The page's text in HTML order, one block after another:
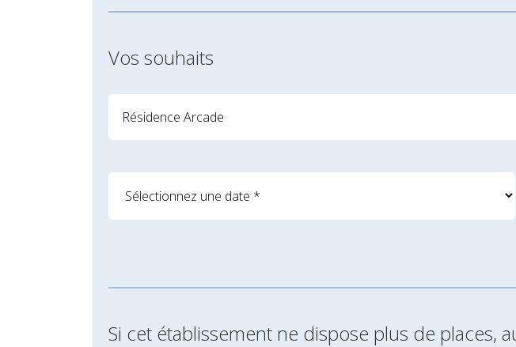
Vos souhaits
Si cet établissement ne dispose plus de places,